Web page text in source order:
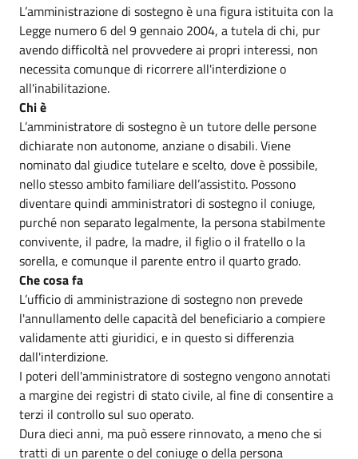
L’amministrazione di sostegno è una figura istituita con la
Legge numero 6 del 9 gennaio 2004, a tutela di chi, pur
avendo difficoltà nel provvedere ai propri interessi, non
necessita comunque di ricorrere all'interdizione o
all'inabilitazione.
Chi è
L’amministratore di sostegno è un tutore delle persone
dichiarate non autonome, anziane o disabili. Viene
nominato dal giudice tutelare e scelto, dove è possibile,
nello stesso ambito familiare dell’assistito. Possono
diventare quindi amministratori di sostegno il coniuge,
purché non separato legalmente, la persona stabilmente
convivente, il padre, la madre, il figlio o il fratello o la
sorella, e comunque il parente entro il quarto grado.
Che cosa fa
L’ufficio di amministrazione di sostegno non prevede
l'annullamento delle capacità del beneficiario a compiere
validamente atti giuridici, e in questo si differenzia
dall'interdizione.
I poteri dell'amministratore di sostegno vengono annotati
a margine dei registri di stato civile, al fine di consentire a
terzi il controllo sul suo operato.
Dura dieci anni, ma può essere rinnovato, a meno che si
tratti di un parente o del coniuge o della persona